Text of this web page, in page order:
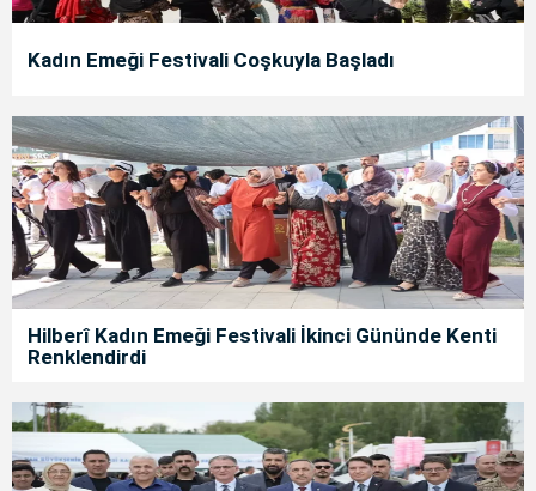
Kadın Emeği Festivali Coşkuyla Başladı
Hilberî Kadın Emeği Festivali İkinci Gününde Kenti
Renklendirdi